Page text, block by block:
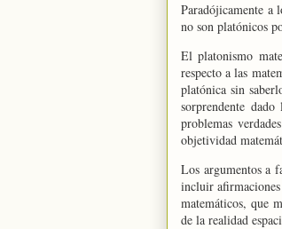
Paradójicamente a
no son platónicos
El platonismo
respecto a las
platónica sin
sorprendente
problemas
objetividad
Los argumentos a
incluir afirmaciones
matemáticos, que
de la realidad